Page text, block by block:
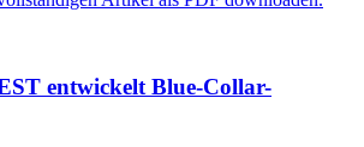
entwickelt Blue-Collar-